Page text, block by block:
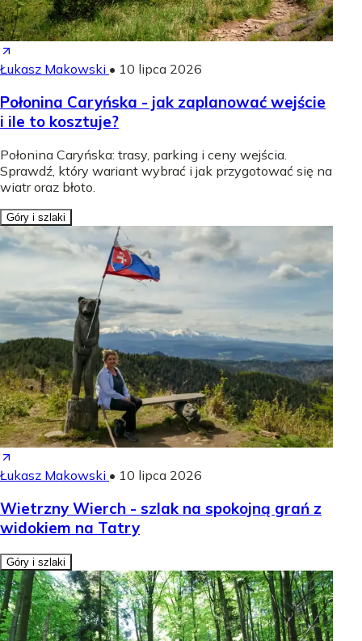
Łukasz Makowski • 10 lipca 2026
Połonina Caryńska - jak zaplanować wejście
i ile to kosztuje?
Połonina Caryńska: trasy, parking i ceny wejścia.
Sprawdź, który wariant wybrać i jak przygotować się na
wiatr oraz błoto.
Góry i szlaki
Łukasz Makowski • 10 lipca 2026
Wietrzny Wierch - szlak na spokojną grań z
widokiem na Tatry
Góry i szlaki